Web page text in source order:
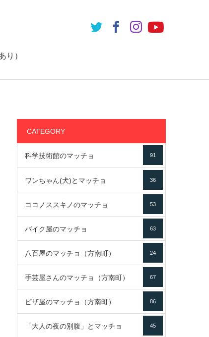
り）
CATEGORY
科学技術館のマッチョ 91
ワンちゃん(犬)とマッチョ 36
ココノススキノのマッチョ 53
バイク屋のマッチョ 63
八百屋のマッチョ（方南町） 24
手芸屋さんのマッチョ（方南町） 67
ピザ屋のマッチョ（方南町） 86
「大人の夜の別腹」とマッチョ 45